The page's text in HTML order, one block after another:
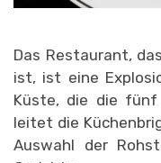
Das Restaurant,
ist, ist eine
Küste, die die fünf
leitet die
Auswahl der